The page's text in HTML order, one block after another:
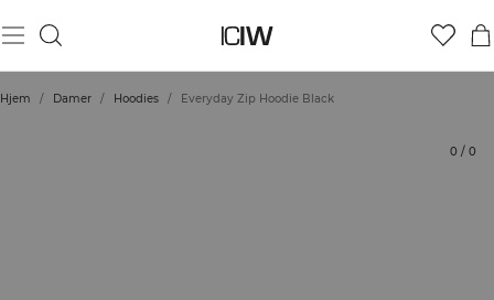
Hjem / Damer / Hoodies / Everyday Zip Hoodie Black
0 / 0